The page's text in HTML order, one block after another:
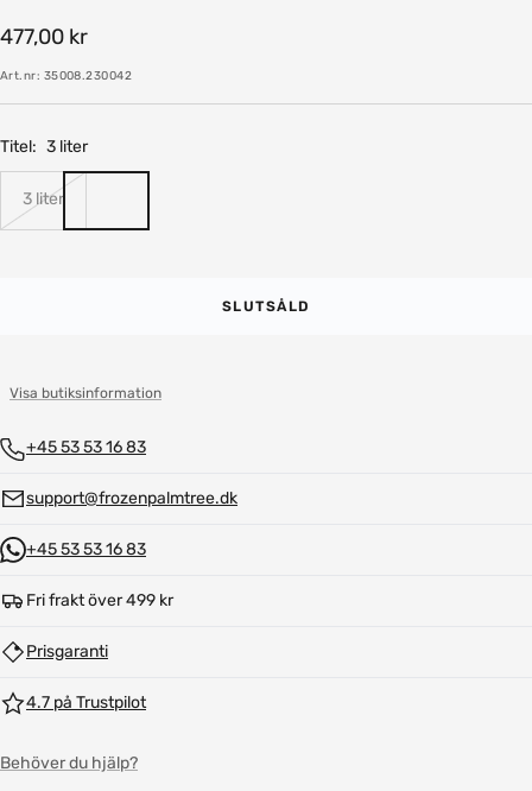
Rea-
pris
477,00 kr
Art.nr: 35008.230042
Titel: 3 liter
3 liter
SLUTSÅLD
Visa butiksinformation
+45 53 53 16 83
support@frozenpalmtree.dk
+45 53 53 16 83
Fri frakt över 499 kr
Prisgaranti
4.7 på Trustpilot
Behöver du hjälp?